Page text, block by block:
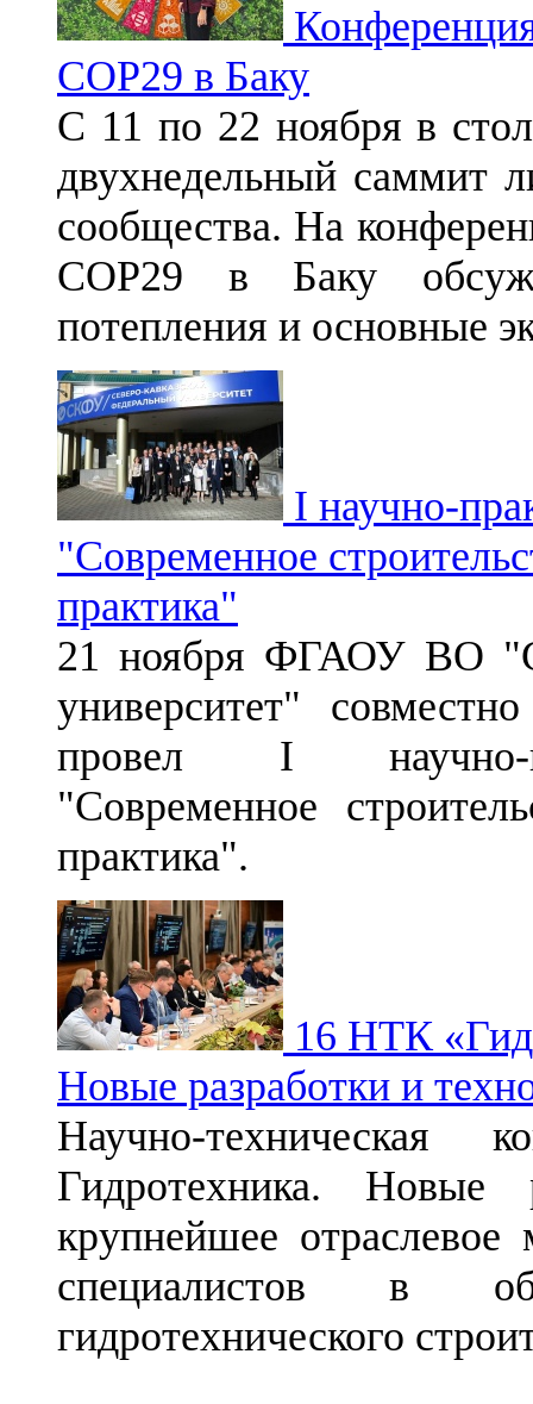
СОР29 в Баку
С 11 по 22 ноября в
двухнедельный саммит
сообщества. На
СОР29 в Баку
потепления и основные
I научно-
"Современное
практика"
21 ноября ФГАОУ ВО
университет"
провел I научно-
"Современное
практика".
16 НТК
Новые разработки и
Научно-техническая
Гидротехника. Новые
крупнейшее
специалистов в
гидротехнического